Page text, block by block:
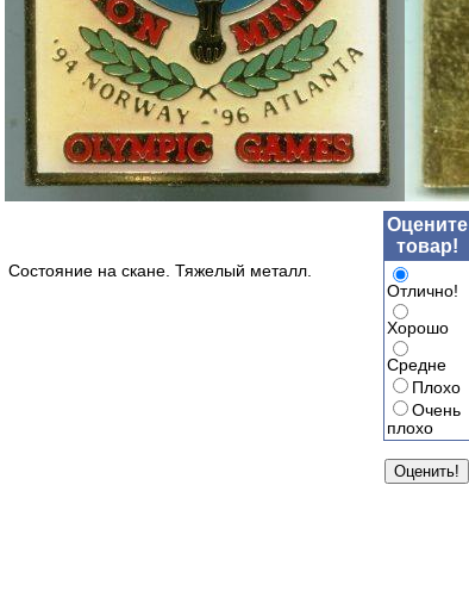
Состояние на скане. Тяжелый металл.
Оцените
товар!
Отлично!
Хорошо
Средне
Плохо
Очень
плохо